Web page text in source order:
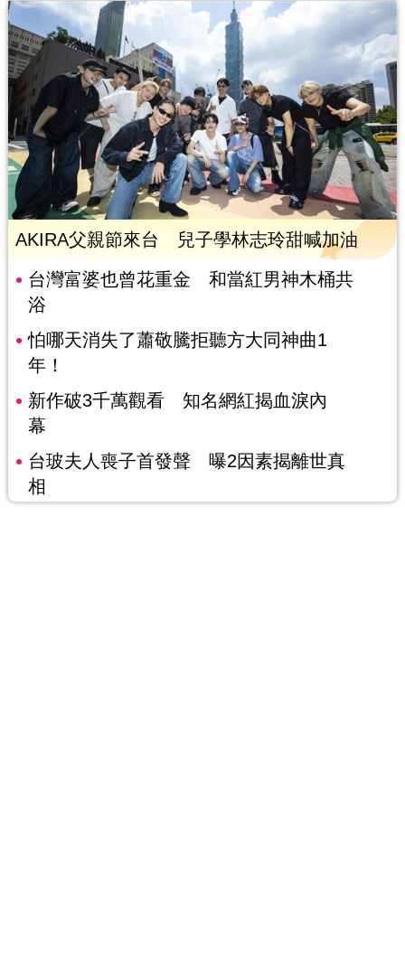
AKIRA父親節來台 兒子學林志玲甜喊加油
台灣富婆也曾花重金 和當紅男神木桶共
浴
怕哪天消失了蕭敬騰拒聽方大同神曲1
年！
新作破3千萬觀看 知名網紅揭血淚內
幕
台玻夫人喪子首發聲 曝2因素揭離世真
相